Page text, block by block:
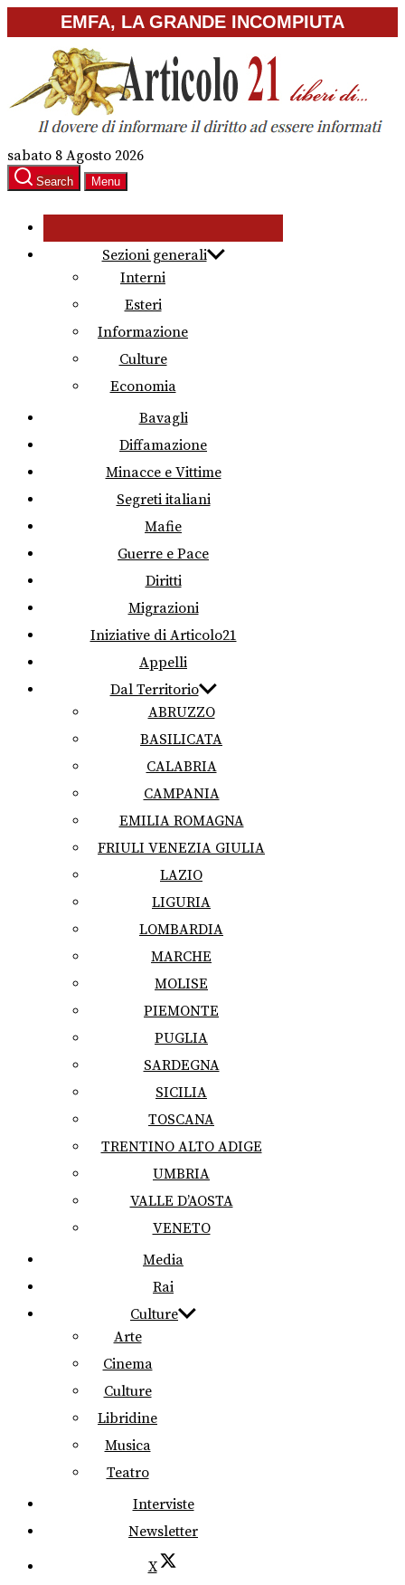
to
content
EMFA, LA GRANDE INCOMPIUTA
sabato 8 Agosto 2026
Search Menu
Sezioni generali
Interni
Esteri
Informazione
Culture
Economia
Bavagli
Diffamazione
Minacce e Vittime
Segreti italiani
Mafie
Guerre e Pace
Diritti
Migrazioni
Iniziative di Articolo21
Appelli
Dal Territorio
ABRUZZO
BASILICATA
CALABRIA
CAMPANIA
EMILIA ROMAGNA
FRIULI VENEZIA GIULIA
LAZIO
LIGURIA
LOMBARDIA
MARCHE
MOLISE
PIEMONTE
PUGLIA
SARDEGNA
SICILIA
TOSCANA
TRENTINO ALTO ADIGE
UMBRIA
VALLE D’AOSTA
VENETO
Media
Rai
Culture
Arte
Cinema
Culture
Libridine
Musica
Teatro
Interviste
Newsletter
X